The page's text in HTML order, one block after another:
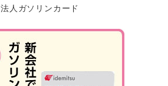
人ガソリンカード